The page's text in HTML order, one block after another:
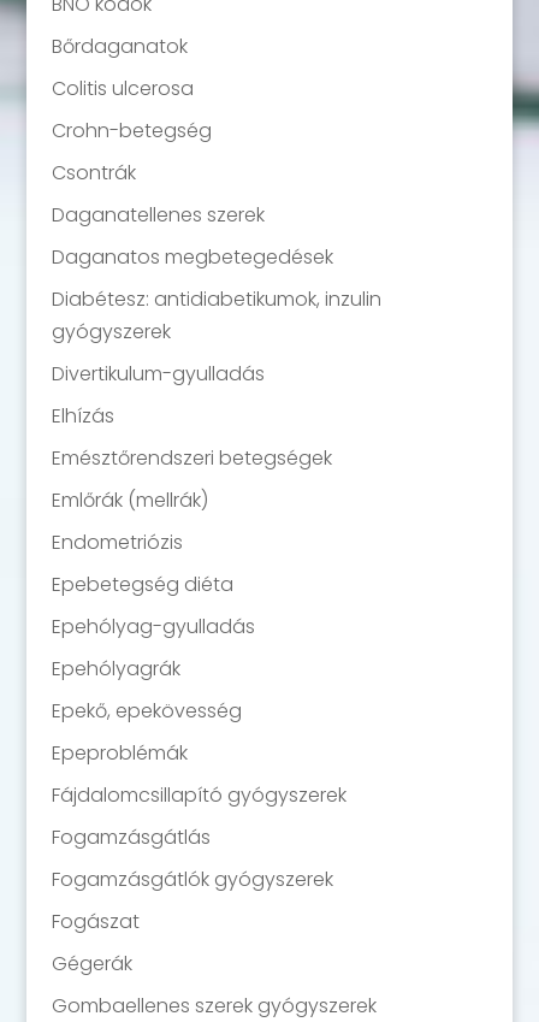
Bőrdaganatok
Colitis ulcerosa
Crohn-betegség
Csontrák
Daganatellenes szerek
Daganatos megbetegedések
Diabétesz: antidiabetikumok, inzulin
gyógyszerek
Divertikulum-gyulladás
Elhízás
Emésztőrendszeri betegségek
Emlőrák (mellrák)
Endometriózis
Epebetegség diéta
Epehólyag-gyulladás
Epehólyagrák
Epekő, epekövesség
Epeproblémák
Fájdalomcsillapító gyógyszerek
Fogamzásgátlás
Fogamzásgátlók gyógyszerek
Fogászat
Gégerák
Gombaellenes szerek gyógyszerek